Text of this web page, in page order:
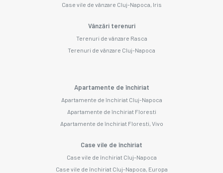
Case vile de vânzare Cluj-Napoca, Iris
Vânzări terenuri
Terenuri de vânzare Rasca
Terenuri de vânzare Cluj-Napoca
Apartamente de închiriat
Apartamente de închiriat Cluj-Napoca
Apartamente de închiriat Floresti
Apartamente de închiriat Floresti, Vivo
Case vile de închiriat
Case vile de închiriat Cluj-Napoca
Case vile de închiriat Cluj-Napoca, Europa